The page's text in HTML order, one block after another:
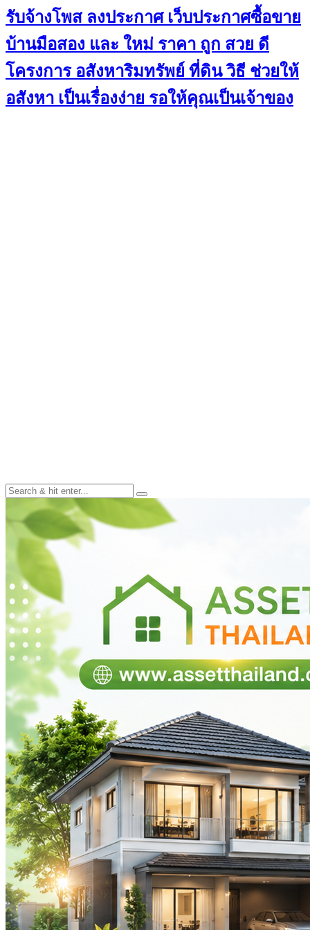
รับจ้างโพส ลงประกาศ เว็บประกาศซื้อขาย
บ้านมือสอง และ ใหม่ ราคา ถูก สวย ดี
โครงการ อสังหาริมทรัพย์ ที่ดิน วิธี ช่วยให้
อสังหา เป็นเรื่องง่าย รอให้คุณเป็นเจ้าของ